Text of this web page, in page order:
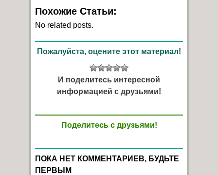
Похожие Статьи:
No related posts.
Пожалуйста, оцените этот материал!
И поделитесь интересной
информацией с друзьями!
Поделитесь с друзьями!
ПОКА НЕТ КОММЕНТАРИЕВ, БУДЬТЕ
ПЕРВЫМ